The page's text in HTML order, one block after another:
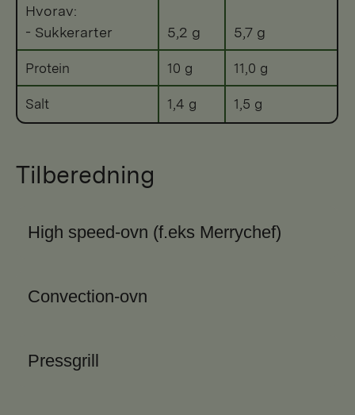
Hvorav:
- Sukkerarter
5,2 g 5,7 g
Protein 10 g 11,0 g
Salt 1,4 g 1,5 g
Tilberedning
High speed-ovn (f.eks Merrychef)
Convection-ovn
Pressgrill